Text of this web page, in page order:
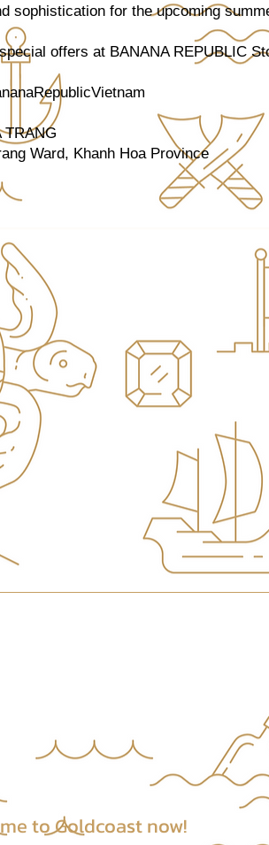
sophistication for the upcoming
offers at BANANA REPUBLIC
TRANG
Ward, Khanh Hoa Province
to Goldcoast now!